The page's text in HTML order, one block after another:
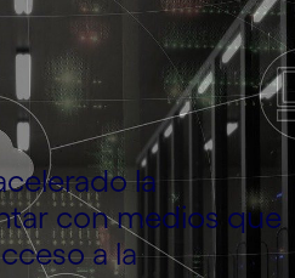
la
con medios que
a la